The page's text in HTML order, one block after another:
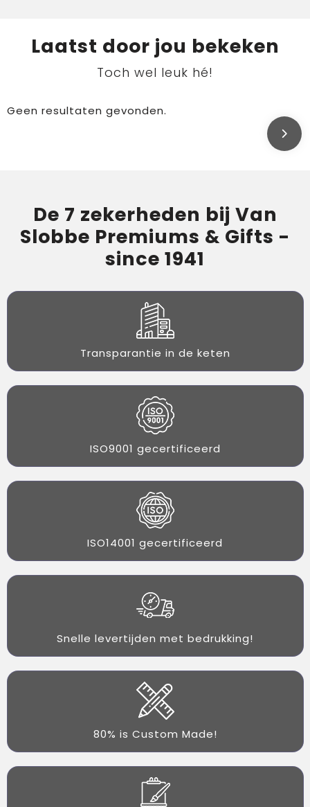
Laatst door jou bekeken
Toch wel leuk hé!
Geen resultaten gevonden.
De 7 zekerheden bij Van
Slobbe Premiums & Gifts -
since 1941
Transparantie in de keten
ISO9001 gecertificeerd
ISO14001 gecertificeerd
Snelle levertijden met bedrukking!
80% is Custom Made!